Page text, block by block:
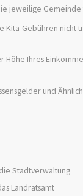
jeweilige Gemeinde
Kita-Gebühren
Höhe Ihres
und
Stadtverwaltung
Landratsamt